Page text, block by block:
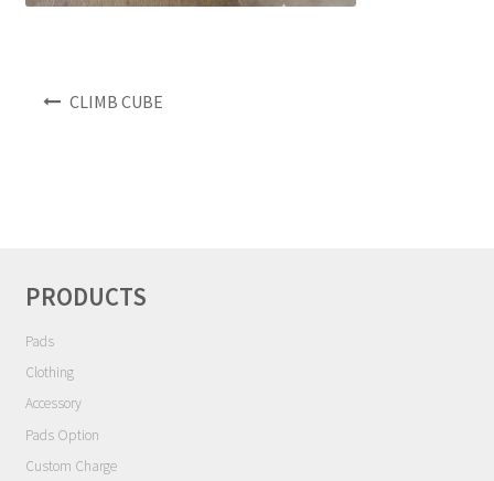
Custom Order
FAQ
Contact
ョ
ン
CLIMB CUBE
PRODUCTS
Pads
Clothing
Accessory
Pads Option
Custom Charge